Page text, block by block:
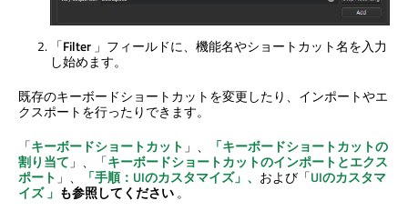
「Filter 」フィールドに、機能名やショートカット名を入力
し始めます。
既存のキーボードショートカットを変更したり、インポートやエ
クスポートを行ったりできます。
「キーボードショートカット 」、
「キーボードショートカットの
割り当て 」、「キーボードショートカットのインポートとエクス
ポート 」、 「手順：UIのカスタマイズ」、 および「UIのカスタマ
イズ 」 も参照してください。